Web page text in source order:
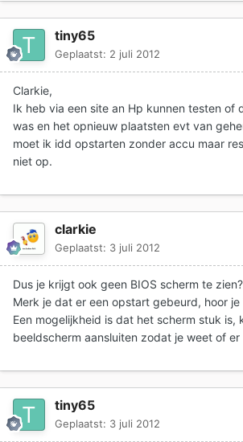
tiny65
Geplaatst: 2 juli 2012
Clarkie,
Ik heb via een site an Hp kunnen testen of
was en het opnieuw plaatsten evt van
moet ik idd opstarten zonder accu maar
niet op.
clarkie
Geplaatst: 3 juli 2012
Dus je krijgt ook geen BIOS scherm te zien?
Merk je dat er een opstart gebeurd, hoor
Een mogelijkheid is dat het scherm stuk is,
beeldscherm aansluiten zodat je weet of er
tiny65
Geplaatst: 3 juli 2012